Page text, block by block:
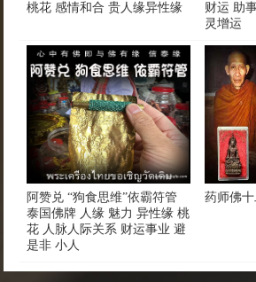
桃花 感情和合 贵人缘异性缘
财运 助
灵增运
阿赞兑 “狗食思维”依霸符管
泰国佛牌 人缘 魅力 异性缘 桃
花 人脉人际关系 财运事业 避
是非 小人
药师佛